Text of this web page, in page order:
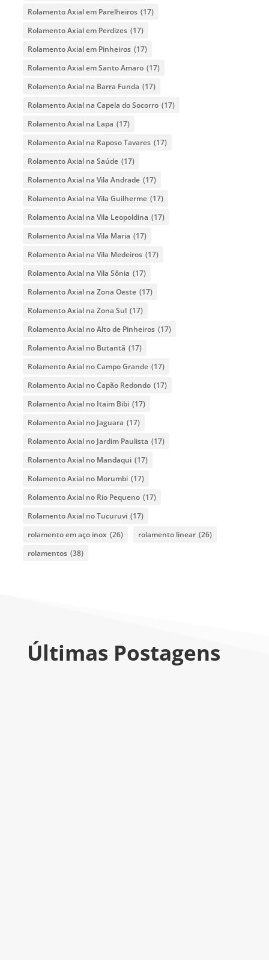
Rolamento Axial em Parelheiros (17)
Rolamento Axial em Perdizes (17)
Rolamento Axial em Pinheiros (17)
Rolamento Axial em Santo Amaro (17)
Rolamento Axial na Barra Funda (17)
Rolamento Axial na Capela do Socorro (17)
Rolamento Axial na Lapa (17)
Rolamento Axial na Raposo Tavares (17)
Rolamento Axial na Saúde (17)
Rolamento Axial na Vila Andrade (17)
Rolamento Axial na Vila Guilherme (17)
Rolamento Axial na Vila Leopoldina (17)
Rolamento Axial na Vila Maria (17)
Rolamento Axial na Vila Medeiros (17)
Rolamento Axial na Vila Sônia (17)
Rolamento Axial na Zona Oeste (17)
Rolamento Axial na Zona Sul (17)
Rolamento Axial no Alto de Pinheiros (17)
Rolamento Axial no Butantã (17)
Rolamento Axial no Campo Grande (17)
Rolamento Axial no Capão Redondo (17)
Rolamento Axial no Itaim Bibi (17)
Rolamento Axial no Jaguara (17)
Rolamento Axial no Jardim Paulista (17)
Rolamento Axial no Mandaqui (17)
Rolamento Axial no Morumbi (17)
Rolamento Axial no Rio Pequeno (17)
Rolamento Axial no Tucuruvi (17)
rolamento em aço inox (26) rolamento linear (26)
rolamentos (38)
Últimas Postagens